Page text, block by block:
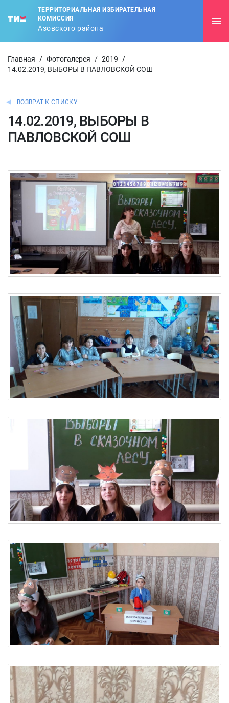
ТЕРРИТОРИАЛЬНАЯ ИЗБИРАТЕЛЬНАЯ
КОМИССИЯ
Азовского района
Главная / Фотогалерея / 2019
/
14.02.2019, ВЫБОРЫ В ПАВЛОВСКОЙ СОШ
ВОЗВРАТ К СПИСКУ
14.02.2019, ВЫБОРЫ В
ПАВЛОВСКОЙ СОШ